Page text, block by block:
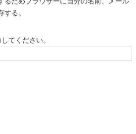
る。
てください。